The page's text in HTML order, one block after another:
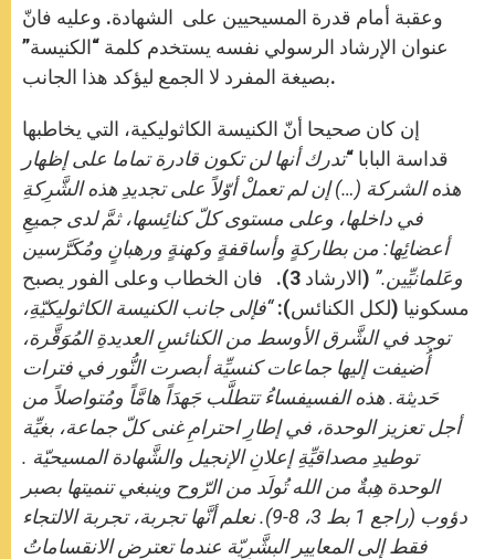
وعقبة أمام قدرة المسيحيين على الشهادة. وعليه فانّ
عنوان الإرشاد الرسولي نفسه يستخدم كلمة “الكنيسة”
بصيغة المفرد لا الجمع ليؤكد هذا الجانب.
إن كان صحيحا أنّ الكنيسة الكاثوليكية، التي يخاطبها
قداسة البابا “تدرك أنها لن تكون قادرة تماما على إظهار
هذه الشركة (…) إن لم تعملْ أوّلاً على تجديدِ هذه الشَّرِكةِ
في داخلها، وعلى مستوى كلّ كنائِسها، ثمَّ لدى جميعِ
أعضائِها: من بطاركةٍ وأساقفةٍ وكهنةٍ ورهبانٍ ومُكَرَّسين
وعَلمانيِّين.”
(الارشاد 3). فان الخطاب وعلى الفور يصبح
مسكونيا (لكل الكنائس):“فإلى جانب الكنيسة الكاثوليكيّةِ،
توجد في الشَّرق الأوسط من الكنائسِ العديدةِ المُوَقَّرة،
أُضيفت إليها جماعات كنسيِّة أبصرت النُّور في فترات
حَديثة. هذه الفسيفساءُ تتطلَّب جَهدَاً هامَّاً ومُتواصلاً من
أجل تعزيز الوحدة، في إطارِ احترامِ غنى كلّ جماعة، بغيِّة
توطيدِ مصداقيِّةِ إعلانِ الإنجيل والشَّهادة المسيحيّة .
الوحدة هِبةٌ من الله تُولَد من الرّوح وينبغي تنميتها بصبر
دؤوب (راجع 1 بط 3، 8-9). نعلم أنَّها تجربة، تجربة الالتجاء
فقط إلى المعايير البشَّرِيّة عندما تعترض الانقساماتُ